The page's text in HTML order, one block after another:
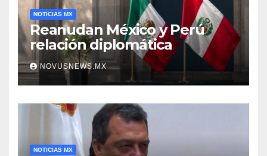
NOTICIAS MX
Reanudan México y Perú
relación diplomática
NOVUSNEWS.MX
NOTICIAS MX